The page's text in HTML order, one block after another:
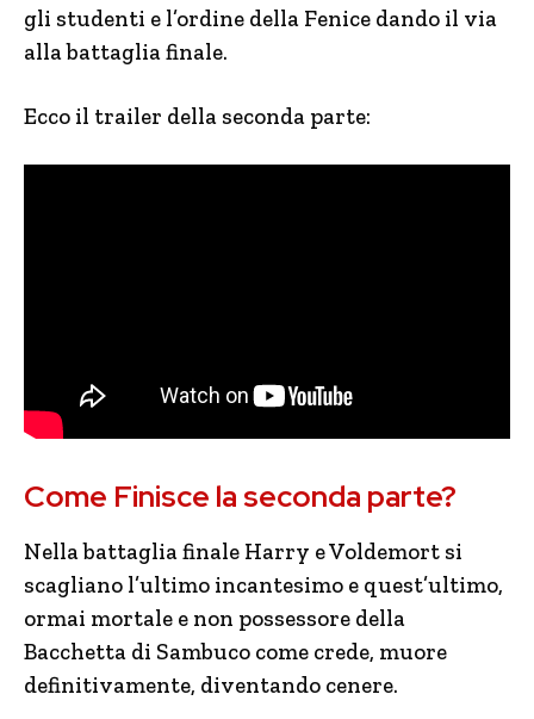
gli studenti e l’ordine della Fenice dando il via
alla battaglia finale.
Ecco il trailer della seconda parte:
Come Finisce la seconda parte?
Nella battaglia finale Harry e Voldemort si
scagliano l’ultimo incantesimo e quest’ultimo,
ormai mortale e non possessore della
Bacchetta di Sambuco come crede, muore
definitivamente, diventando cenere.